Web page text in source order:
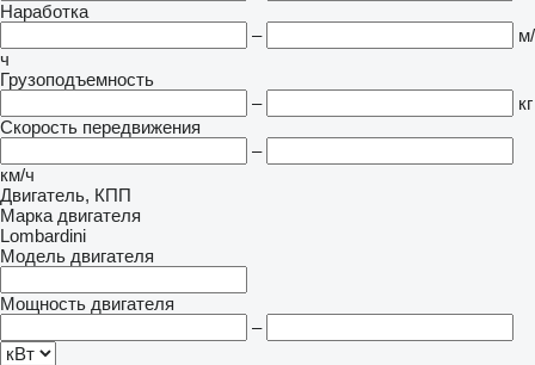
Наработка
–
м/
ч
Грузоподъемность
–
кг
Скорость передвижения
–
км/ч
Двигатель, КПП
Марка двигателя
Lombardini
Модель двигателя
Мощность двигателя
–